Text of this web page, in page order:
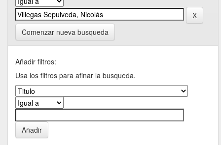
Comenzar nueva busqueda
Añadir filtros:
Usa los filtros para afinar la busqueda.